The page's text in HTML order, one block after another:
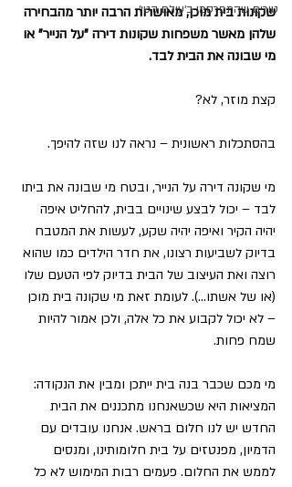
טורים שהתפרסמו ב׳עולם קטן׳
שקונות בית מוכן, מאושרות הרבה יותר מהבחירה
שלהן מאשר משפחות שקונות דירה "על הנייר" או
מי שבונה את הבית לבד.
קצת מוזר, לא?
בהסתכלות ראשונית – נראה לנו שזה להיפך.
מי שקונה דירה על הנייר, ובטח מי שבונה את ביתו
לבד – יכול לבצע שינויים בבית, להחליט איפה
יהיה הקיר ואיפה יהיה שקע, לעשות את המטבח
בדיוק לשביעות רצונו, את חדר הילדים כמו שהוא
רוצה ואת העיצוב של הבית בדיוק לפי הטעם שלו
(או של אשתו…). לעומת זאת מי שקונה בית מוכן
– לא יכול לקבוע את כל אלה, ולכן אמור להיות
שמח פחות.
מי מכם שכבר בנה בית ייתכן ומבין את הנקודה:
המציאות היא שכשאנחנו מתכננים את הבית
החדש יש לנו חלום בראש. אנחנו עובדים עם
הדמיון, מפנטזים על בית חלומותינו, ומנסים
לממש את החלום. פעמים רבות המימוש לא כל